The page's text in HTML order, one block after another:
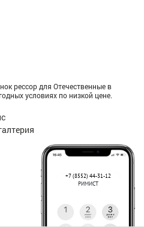
рессор для Отечественные в
условиях по низкой цене.
+7 (8552) 44-31-12
РИМИСТ